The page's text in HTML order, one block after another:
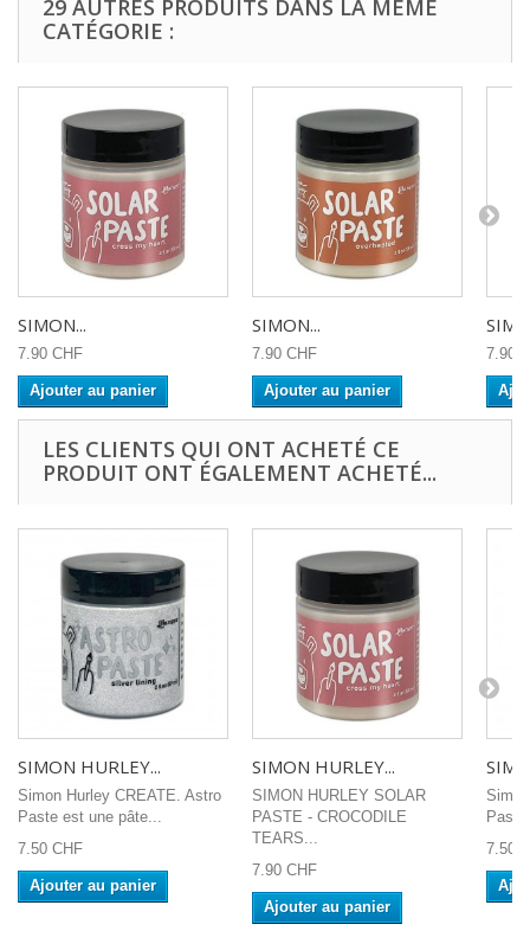
29 AUTRES PRODUITS DANS LA MÊME
CATÉGORIE :
SIMON...
7.90 CHF
Ajouter au panier
SIMON...
7.90 CHF
Ajouter au panier
7.90
LES CLIENTS QUI ONT ACHETÉ CE
PRODUIT ONT ÉGALEMENT ACHETÉ...
SIMON HURLEY...
Simon Hurley CREATE. Astro
Paste est une pâte...
7.50 CHF
Ajouter au panier
SIMON HURLEY...
SIMON HURLEY SOLAR
PASTE - CROCODILE
TEARS...
7.90 CHF
Ajouter au panier
7.50